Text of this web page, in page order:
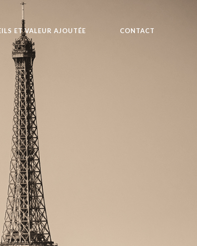
ET VALEUR AJOUTÉE CONTACT